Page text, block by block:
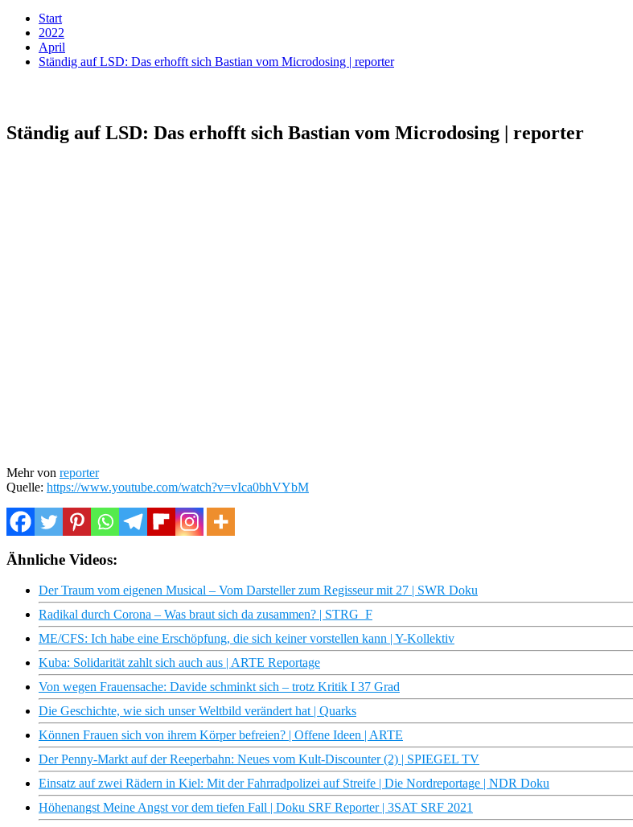
Start
2022
April
Ständig auf LSD: Das erhofft sich Bastian vom Microdosing | reporter
Ständig auf LSD: Das erhofft sich Bastian vom Microdosing | reporter
Mehr von reporter
Quelle: https://www.youtube.com/watch?v=vIca0bhVYbM
Ähnliche Videos:
Der Traum vom eigenen Musical – Vom Darsteller zum Regisseur mit 27 | SWR Doku
Radikal durch Corona – Was braut sich da zusammen? | STRG_F
ME/CFS: Ich habe eine Erschöpfung, die sich keiner vorstellen kann | Y-Kollektiv
Kuba: Solidarität zahlt sich auch aus | ARTE Reportage
Von wegen Frauensache: Davide schminkt sich – trotz Kritik I 37 Grad
Die Geschichte, wie sich unser Weltbild verändert hat | Quarks
Können Frauen sich von ihrem Körper befreien? | Offene Ideen | ARTE
Der Penny-Markt auf der Reeperbahn: Neues vom Kult-Discounter (2) | SPIEGEL TV
Einsatz auf zwei Rädern in Kiel: Mit der Fahrradpolizei auf Streife | Die Nordreportage | NDR Doku
Höhenangst Meine Angst vor dem tiefen Fall | Doku SRF Reporter | 3SAT SRF 2021